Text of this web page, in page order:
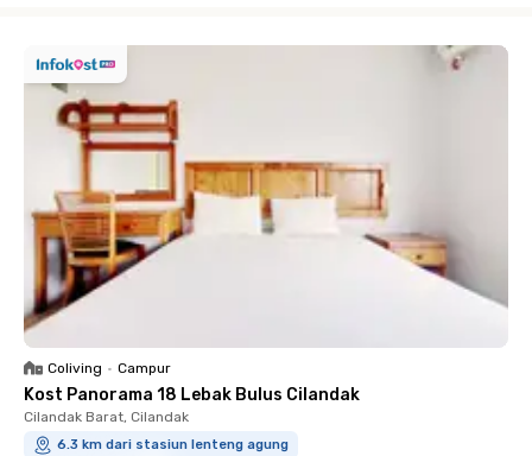
Coliving • Campur
Kost Panorama 18 Lebak Bulus Cilandak
Cilandak Barat, Cilandak
6.3 km dari stasiun lenteng agung